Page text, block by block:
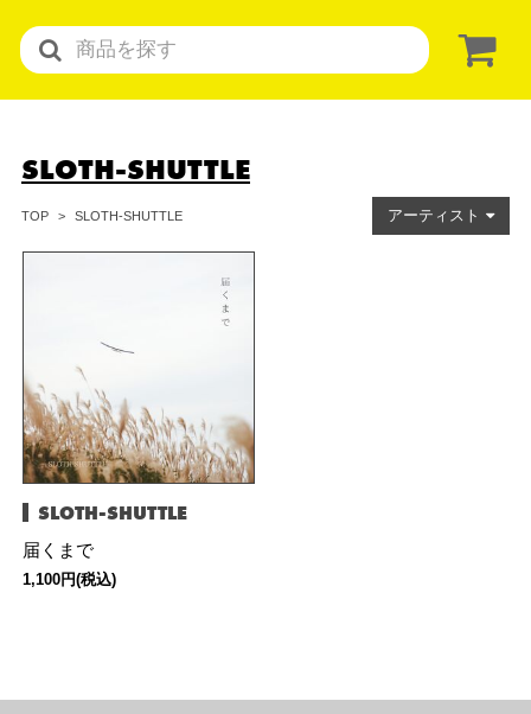
SLOTH-SHUTTLE
TOP SLOTH-SHUTTLE アーティスト
SLOTH-SHUTTLE
届くまで
1,100円(税込)